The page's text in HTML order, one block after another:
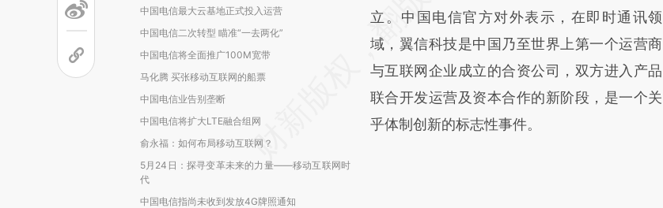
中国电信最大云基地正式投入运营
中国电信二次转型 瞄准“一去两化”
中国电信将全面推广100M宽带
马化腾 买张移动互联网的船票
中国电信业告别垄断
中国电信将扩大LTE融合组网
俞永福：如何布局移动互联网？
5月24日：探寻变革未来的力量——移动互联网时
代
中国电信指尚未收到发放4G牌照通知
立。中国电信官方对外表示，在即时通讯领
域，翼信科技是中国乃至世界上第一个运营商
与互联网企业成立的合资公司，双方进入产品
联合开发运营及资本合作的新阶段，是一个关
乎体制创新的标志性事件。